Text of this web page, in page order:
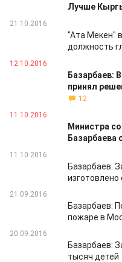
Лучше
21.10.2016
"Ата Мекен"
должность
12.10.2016
Базарбаев:
принял
12
11.10.2016
Министра
Базарбаева
11.10.2016
Базарбаев:
изготовлено
21.09.2016
Базарбаев:
пожаре в
20.09.2016
Базарбаев:
тысяч детей